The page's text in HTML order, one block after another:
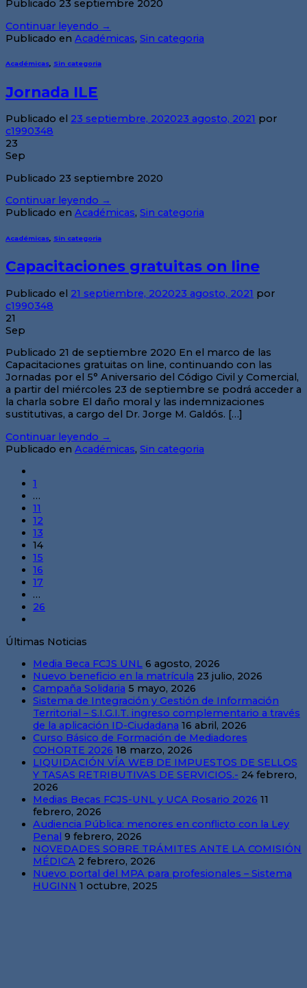
Publicado 23 septiembre 2020
Continuar leyendo →
Publicado en Académicas, Sin categoria
Académicas Sin categoria
Jornada ILE
Publicado el 23 septiembre, 202023 agosto, 2021 por
c1990348
23
Sep
Publicado 23 septiembre 2020
Continuar leyendo →
Publicado en Académicas, Sin categoria
Académicas Sin categoria
Capacitaciones gratuitas on line
Publicado el 21 septiembre, 202023 agosto, 2021 por
c1990348
21
Sep
Publicado 21 de septiembre 2020 En el marco de las
Capacitaciones gratuitas on line, continuando con las
Jornadas por el 5° Aniversario del Código Civil y Comercial,
a partir del miércoles 23 de septiembre se podrá acceder a
la charla sobre El daño moral y las indemnizaciones
sustitutivas, a cargo del Dr. Jorge M. Galdós. […]
Continuar leyendo →
Publicado en Académicas, Sin categoria
1
…
11
12
13
14
15
16
17
…
26
Últimas Noticias
Media Beca FCJS UNL 6 agosto, 2026
Nuevo beneficio en la matrícula 23 julio, 2026
Campaña Solidaria 5 mayo, 2026
Sistema de Integración y Gestión de Información
Territorial – S.I.G.I.T. ingreso complementario a través
de la aplicación ID-Ciudadana 16 abril, 2026
Curso Básico de Formación de Mediadores
COHORTE 2026 18 marzo, 2026
LIQUIDACIÓN VÍA WEB DE IMPUESTOS DE SELLOS
Y TASAS RETRIBUTIVAS DE SERVICIOS.- 24 febrero,
2026
Medias Becas FCJS-UNL y UCA Rosario 2026 11
febrero, 2026
Audiencia Pública: menores en conflicto con la Ley
Penal 9 febrero, 2026
NOVEDADES SOBRE TRÁMITES ANTE LA COMISIÓN
MÉDICA 2 febrero, 2026
Nuevo portal del MPA para profesionales – Sistema
HUGINN 1 octubre, 2025